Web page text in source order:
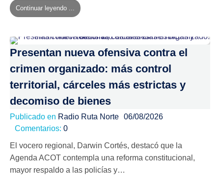
Continuar leyendo ...
Presentan nueva ofensiva contra el
crimen organizado: más control
territorial, cárceles más estrictas y
decomiso de bienes
Publicado en Radio Ruta Norte 06/08/2026
Comentarios: 0
El vocero regional, Darwin Cortés, destacó que la
Agenda ACOT contempla una reforma constitucional,
mayor respaldo a las policías y…